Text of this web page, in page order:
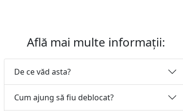
Află mai multe informații:
De ce văd asta?
Cum ajung să fiu deblocat?